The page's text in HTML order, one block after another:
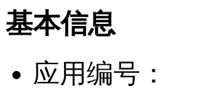
基本信息
应用编号：